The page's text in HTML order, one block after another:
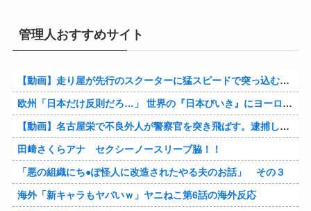
管理人おすすめサイト
【動画】走り屋が先行のスクーターに猛スピードで突っ込む事故。
欧州「日本だけ反則だろ…」 世界の『日本びいき』にヨーロッパ全土から不満の声
【動画】名古屋栄で不良外人が警察官を突き飛ばす。逮捕しろやｗｗｗ
田﨑さくらアナ セクシーノースリーブ脇！！
「悪の組織にち●ぽ怪人に改造されたやる夫のお話」 その３
海外「新キャラもヤバいｗ」ヤニねこ第6話の海外反応